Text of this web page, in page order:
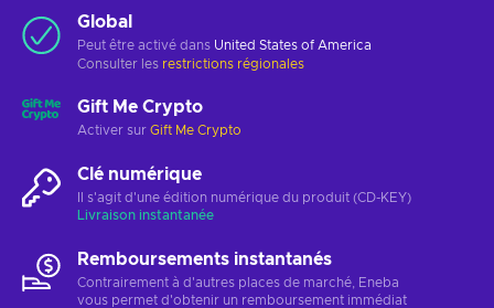
Global
Peut être activé dans United States of America
Consulter les restrictions régionales
Gift Me Crypto
Activer sur Gift Me Crypto
Clé numérique
Il s'agit d'une édition numérique du produit (CD-KEY)
Livraison instantanée
Remboursements instantanés
Contrairement à d'autres places de marché, Eneba
vous permet d'obtenir un remboursement immédiat